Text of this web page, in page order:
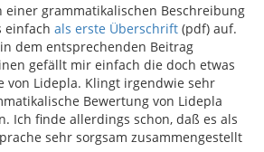
einer grammatikalischen Beschreibung
einfach als erste Überschrift (pdf) auf.
dem entsprechenden Beitrag
gefällt mir einfach die doch etwas
von Lidepla. Klingt irgendwie sehr
Bewertung von Lidepla
Ich finde allerdings schon, daß es als
sehr sorgsam zusammengestellt